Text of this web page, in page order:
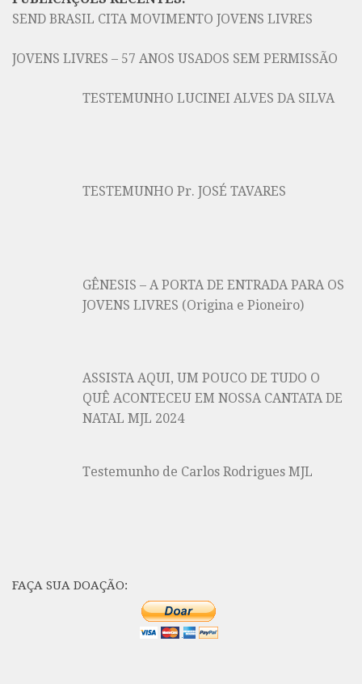
SEND BRASIL CITA MOVIMENTO JOVENS LIVRES
JOVENS LIVRES – 57 ANOS USADOS SEM PERMISSÃO
TESTEMUNHO LUCINEI ALVES DA SILVA
TESTEMUNHO Pr. JOSÉ TAVARES
GÊNESIS – A PORTA DE ENTRADA PARA OS
JOVENS LIVRES (Origina e Pioneiro)
ASSISTA AQUI, UM POUCO DE TUDO O
QUÊ ACONTECEU EM NOSSA CANTATA DE
NATAL MJL 2024
Testemunho de Carlos Rodrigues MJL
FAÇA SUA DOAÇÃO: